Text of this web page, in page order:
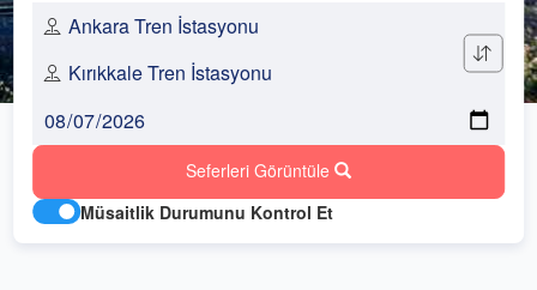
Seferleri Görüntüle
Müsaitlik Durumunu Kontrol Et